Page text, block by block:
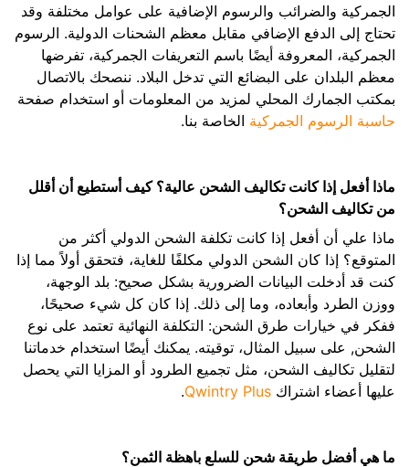
الجمركية والضرائب والرسوم الإضافية على عوامل مختلفة وقد
تحتاج إلى الدفع الإضافي مقابل معظم الشحنات الدولية. الرسوم
الجمركية، المعروفة أيضًا باسم التعريفات الجمركية، تفرضها
معظم البلدان على البضائع التي تدخل البلاد. ننصحك بالاتصال
بمكتب الجمارك المحلي لمزيد من المعلومات أو استخدام صفحة
حاسبة الرسوم الجمركية الخاصة بنا.
ماذا أفعل إذا كانت تكاليف الشحن عالية؟ كيف أستطيع أن أقلل
من تكاليف الشحن؟
ماذا علي أن أفعل إذا كانت تكلفة الشحن الدولي أكثر من
المتوقع؟ إذا كان الشحن الدولي مكلفًا للغاية، فتحقق أولاً مما إذا
كنت قد أدخلت البيانات الضرورية بشكل صحيح: بلد الوجهة،
ووزن الطرد وأبعاده، وما إلى ذلك. إذا كان كل شيء صحيحًا،
ففكر في خيارات طرق الشحن: التكلفة النهائية تعتمد على نوع
الشحن, على سبيل المثال، توقيته. يمكنك أيضًا استخدام خدماتنا
لتقليل تكاليف الشحن، مثل تجميع الطرود أو المزايا التي يحصل
عليها أعضاء اشتراك Qwintry Plus
.
ما هي أفضل طريقة شحن للسلع باهظة الثمن؟